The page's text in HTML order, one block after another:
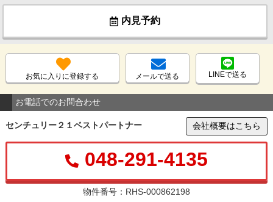
内見予約
お気に入りに登録する メールで送る LINEで送る
お電話でのお問合わせ
センチュリー２１ベストパートナー 会社概要はこちら
048-291-4135
物件番号：RHS-000862198